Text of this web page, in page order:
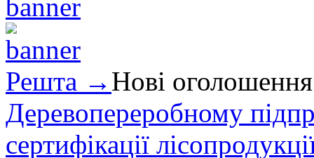
Решта → Нові оголошення
Деревопереробному
сертифікації